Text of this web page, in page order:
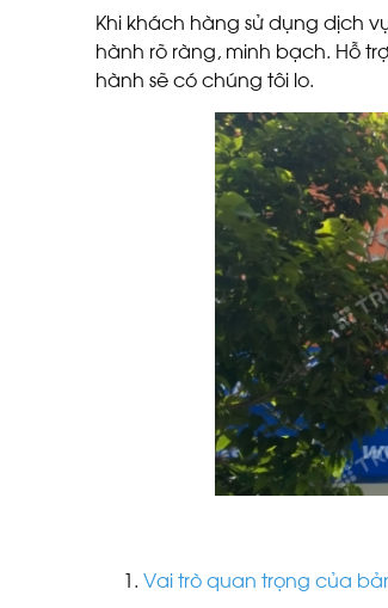
Khi khách hàng sử dụng dịch
hành rõ ràng, minh bạch. Hỗ
hành sẽ có chúng tôi lo.
Vai trò quan trọng của